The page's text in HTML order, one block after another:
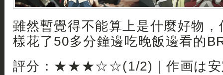
雖然暫覺得不能算上是什麼好物
樣花了50多分鐘邊吃晚飯邊看的
評分：★★★☆☆(1/2)｜作画は安